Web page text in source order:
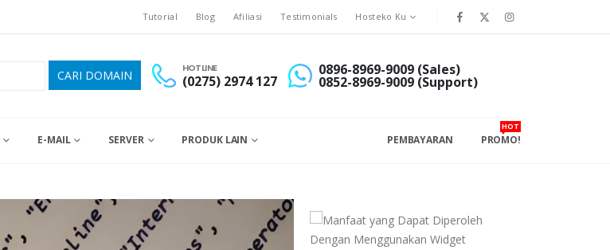
Tutorial Blog Afiliasi Testimonials Hosteko Ku
HOTLINE
(0275) 2974 127
0896-8969-9009 (Sales)
0852-8969-9009 (Support)
E-MAIL SERVER PRODUK LAIN PEMBAYARAN PROMO!
HOT